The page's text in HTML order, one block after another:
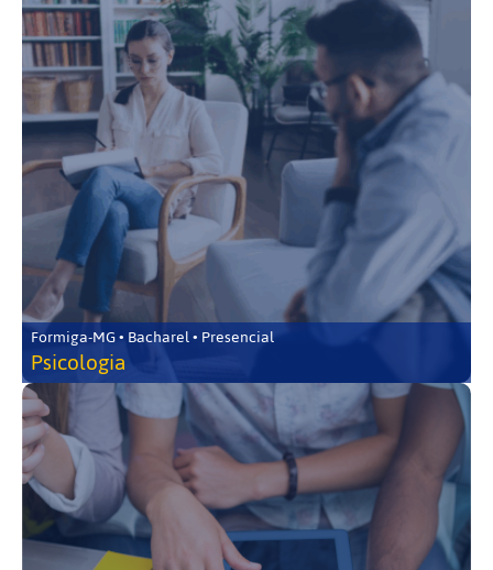
Formiga-MG • Bacharel • Presencial
Psicologia